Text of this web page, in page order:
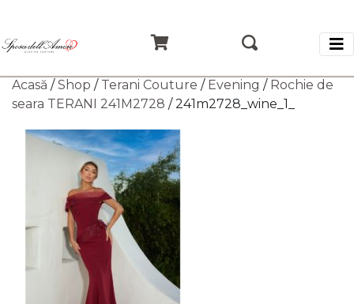
Acasă /Shop / Terani Couture / Evening / Rochie de
seara TERANI 241M2728 / 241m2728_wine_1_